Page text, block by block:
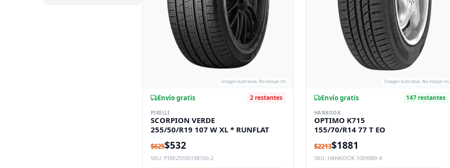
Imagen ilustrativa. No incluye rin.
Envío gratis 2 restantes
PIRELLI
SCORPION VERDE
255/50/R19 107 W XL * RUNFLAT
$625$532
SKU: PIRE25550198100-2
Imagen ilustrativa. No incluye rin.
Envío gratis 147 restantes
HANKOOK
OPTIMO K715
155/70/R14 77 T EO
$2213$1881
SKU: HANKOOK 1009089-4